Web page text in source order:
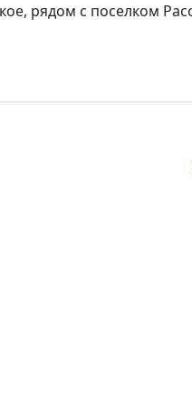
рядом с поселком